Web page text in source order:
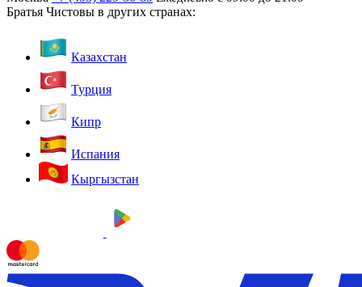
Братья Чистовы в других странах:
Казахстан
Турция
Кипр
Испания
Кыргызстан